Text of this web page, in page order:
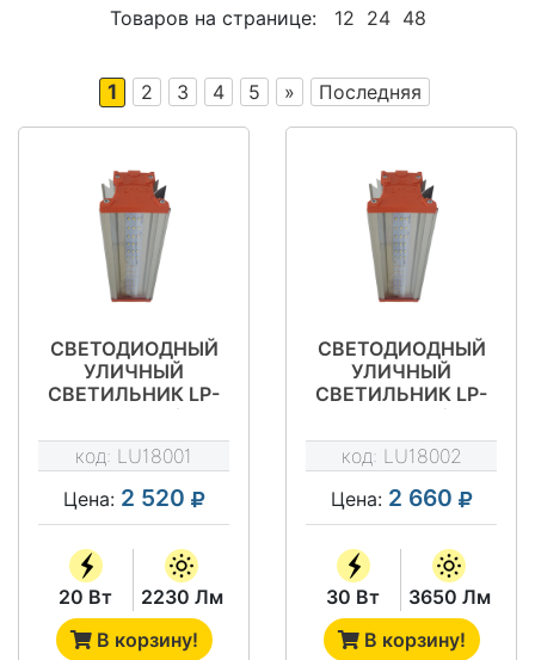
Товаров на странице: 12 24 48
1 2 3 4 5 » Последняя
СВЕТОДИОДНЫЙ
УЛИЧНЫЙ
СВЕТИЛЬНИК LP-
STREET 20М1/Д120
код: LU18001
Цена: 2 520
20 Вт
2230 Лм
В корзину!
СВЕТОДИОДНЫЙ
УЛИЧНЫЙ
СВЕТИЛЬНИК LP-
STREET 30М1/Д120
код: LU18002
Цена: 2 660
30 Вт
3650 Лм
В корзину!